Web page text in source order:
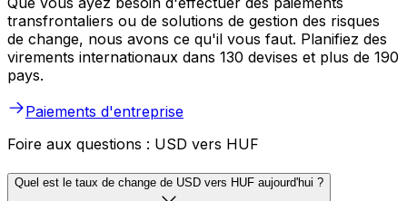
transfrontaliers ou de solutions de gestion des risques
de change, nous avons ce qu'il vous faut. Planifiez des
virements internationaux dans 130 devises et plus de 190
pays.
Paiements d'entreprise
Foire aux questions : USD vers HUF
Quel est le taux de change de USD vers HUF aujourd'hui ?